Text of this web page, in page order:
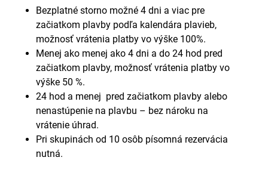
Bezplatné storno možné 4 dni a viac pre
začiatkom plavby podľa kalendára plavieb,
možnosť vrátenia platby vo výške 100%.
Menej ako menej ako 4 dni a do 24 hod pred
začiatkom plavby, možnosť vrátenia platby vo
výške 50 %.
24 hod a menej pred začiatkom plavby alebo
nenastúpenie na plavbu – bez nároku na
vrátenie úhrad.
Pri skupinách od 10 osôb písomná rezervácia
nutná.